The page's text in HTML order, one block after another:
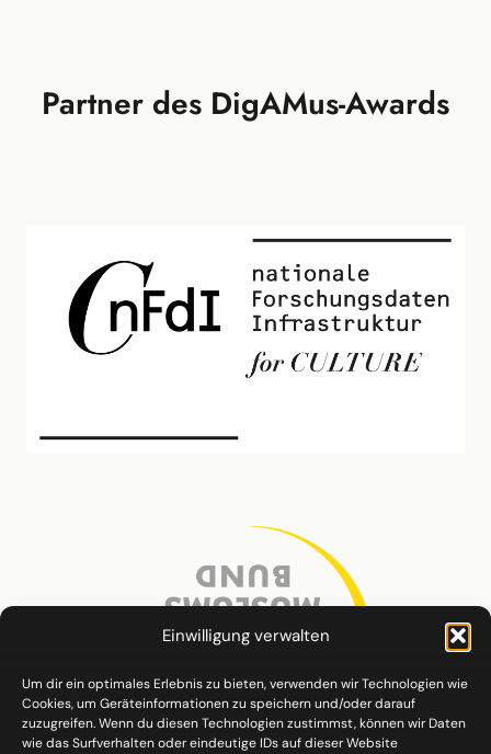
Einwilligung verwalten
Um dir ein optimales Erlebnis zu bieten, verwenden wir Technologien wie
Cookies, um Geräteinformationen zu speichern und/oder darauf
zuzugreifen. Wenn du diesen Technologien zustimmst, können wir Daten
wie das Surfverhalten oder eindeutige IDs auf dieser Website
Partner des DigAMus-Awards